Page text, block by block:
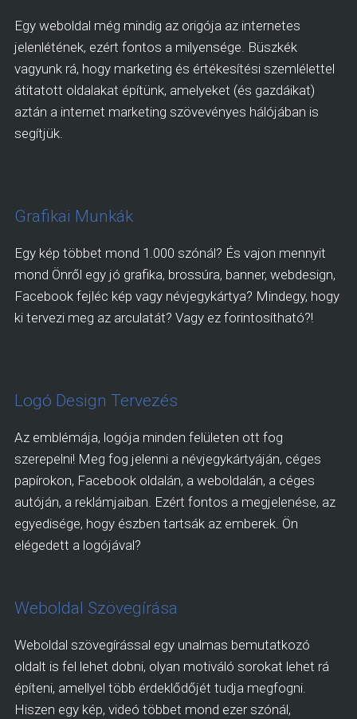
Egy weboldal még mindig az origója az internetes
jelenlétének, ezért fontos a milyensége. Büszkék
vagyunk rá, hogy marketing és értékesítési szemlélettel
átitatott oldalakat építünk, amelyeket (és gazdáikat)
aztán a internet marketing szövevényes hálójában is
segítjük.
Grafikai Munkák
Egy kép többet mond 1.000 szónál? És vajon mennyit
mond Önről egy jó grafika, brossúra, banner, webdesign,
Facebook fejléc kép vagy névjegykártya? Mindegy, hogy
ki tervezi meg az arculatát? Vagy ez forintosítható?!
Logó Design Tervezés
Az emblémája, logója minden felületen ott fog
szerepelni! Meg fog jelenni a névjegykártyáján, céges
papírokon, Facebook oldalán, a weboldalán, a céges
autóján, a reklámjaiban. Ezért fontos a megjelenése, az
egyedisége, hogy észben tartsák az emberek. Ön
elégedett a logójával?
Weboldal Szövegírása
Weboldal szövegírással egy unalmas bemutatkozó
oldalt is fel lehet dobni, olyan motiváló sorokat lehet rá
építeni, amellyel több érdeklődőjét tudja megfogni.
Hiszen egy kép, videó többet mond ezer szónál,